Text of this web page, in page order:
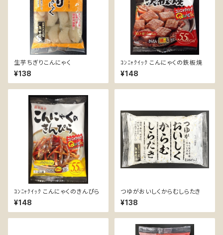
生芋ちぎりこんにゃく
¥138
ｺﾝﾆｬｸｲｯｸ こんにゃくの鉄板焼
¥148
ｺﾝﾆｬｸｲｯｸ こんにゃくのきんぴら
¥148
つゆがおいしくからむしらたき
¥138